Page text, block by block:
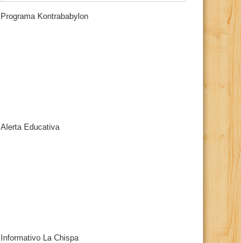
Programa Kontrababylon
Alerta Educativa
Informativo La Chispa